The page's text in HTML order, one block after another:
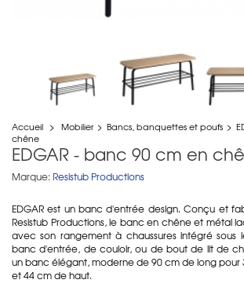
Accueil > Mobilier > Bancs, banquettes et poufs >
chêne
EDGAR - banc 90 cm en
Marque: Resistub Productions
EDGAR est un banc d'entrée design. Conçu et
Resistub Productions, le banc en chêne et métal
avec son rangement à chaussures intégré sous
banc d'entrée, de couloir, ou de bout de lit de
un banc élégant, moderne de 90 cm de long
et 44 cm de haut.